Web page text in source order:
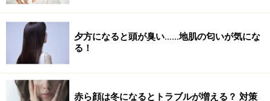
夕方になると頭が臭い……地肌の匂いが気にな
る！
赤ら顔は冬になるとトラブルが増える？ 対策